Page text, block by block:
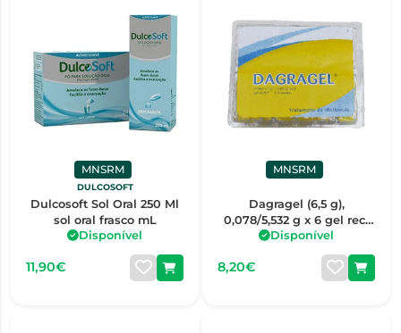
MNSRM
DULCOSOFT
Dulcosoft Sol Oral 250 Ml
sol oral frasco mL
Disponível
11,90€
MNSRM
Dagragel (6,5 g),
0,078/5,532 g x 6 gel rect
bisnaga
Disponível
8,20€